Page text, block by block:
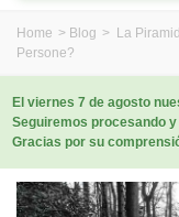
Home > Blog > La
Persone?
El viernes 7 de agosto
Seguiremos procesando
Gracias por su